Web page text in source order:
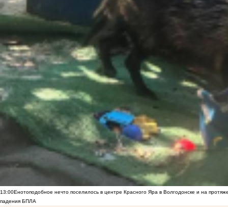
13:00Енотоподобное нечто поселилось в центре Красного Яра в Волгодонске и на
падения БПЛА